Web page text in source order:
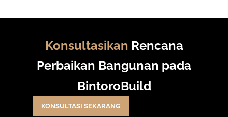
Konsultasikan Rencana
Perbaikan Bangunan pada
BintoroBuild
KONSULTASI SEKARANG